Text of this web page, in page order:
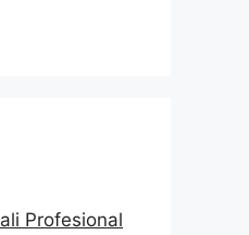
Profesional